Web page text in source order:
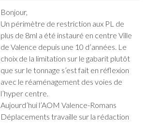
Bonjour,
Un périmètre de restriction aux PL de
plus de 8ml a été instauré en centre Ville
de Valence depuis une 10 d’années. Le
choix de la limitation sur le gabarit plutôt
que sur le tonnage s’est fait en réflexion
avec le réaménagement des voies de
l’hyper centre.
Aujourd’hui l’AOM Valence-Romans
Déplacements travaille sur la rédaction